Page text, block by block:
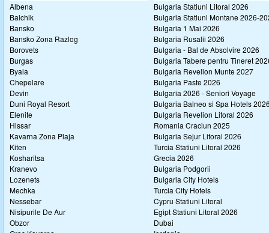
Albena
Balchik
Bansko
Bansko Zona Razlog
Borovets
Burgas
Byala
Chepelare
Devin
Duni Royal Resort
Elenite
Hissar
Kavarna Zona Plaja
Kiten
Kosharitsa
Kranevo
Lozenets
Mechka
Nessebar
Nisipurile De Aur
Obzor
Bulgaria Statiuni Litoral 2026
Bulgaria Statiuni Montane 2026-
Bulgaria 1 Mai 2026
Bulgaria Rusalii 2026
Bulgaria - Bal de Absolvire 2026
Bulgaria Tabere pentru Tineret
Bulgaria Revelion Munte 2027
Bulgaria Paste 2026
Bulgaria 2026 - Seniori Voyage
Bulgaria Balneo si Spa Hotels
Bulgaria Revelion Litoral 2026
Romania Craciun 2025
Bulgaria Sejur Litoral 2026
Turcia Statiuni Litoral 2026
Grecia 2026
Bulgaria Podgorii
Bulgaria City Hotels
Turcia City Hotels
Cypru Statiuni Litoral
Egipt Statiuni Litoral 2026
Dubai